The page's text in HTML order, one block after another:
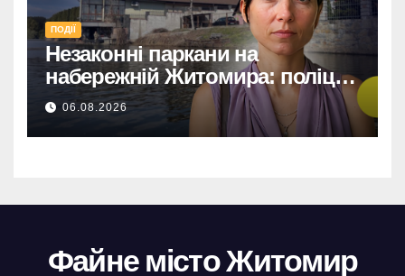
ПОДІЇ
Незаконні паркани на
набережній Житомира: поліція
перевіряє погрози від
представниць міськради
06.08.2026
Файне місто Житомир